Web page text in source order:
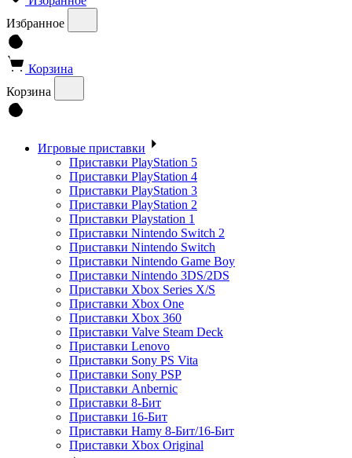
Избранное
Корзина
Корзина
Игровые приставки
Приставки PlayStation 5
Приставки PlayStation 4
Приставки PlayStation 3
Приставки PlayStation 2
Приставки Playstation 1
Приставки Nintendo Switch 2
Приставки Nintendo Switch
Приставки Nintendo Game Boy
Приставки Nintendo 3DS/2DS
Приставки Xbox Series X/S
Приставки Xbox One
Приставки Xbox 360
Приставки Valve Steam Deck
Приставки Lenovo
Приставки Sony PS Vita
Приставки Sony PSP
Приставки Anbernic
Приставки 8-Бит
Приставки 16-Бит
Приставки Hamy 8-Бит/16-Бит
Приставки Xbox Original